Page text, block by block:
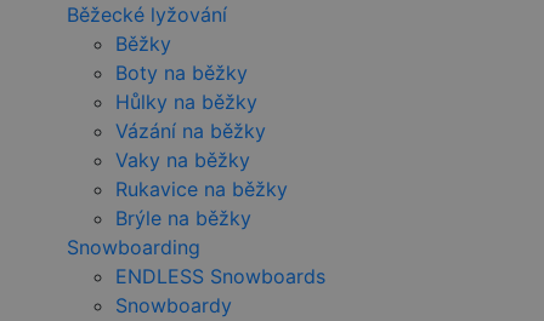
Běžecké lyžování
Běžky
Boty na běžky
Hůlky na běžky
Vázání na běžky
Vaky na běžky
Rukavice na běžky
Brýle na běžky
Snowboarding
ENDLESS Snowboards
Snowboardy